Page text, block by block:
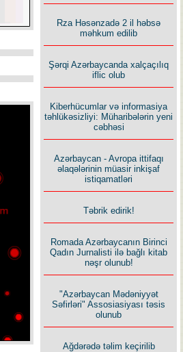
Rza Həsənzadə 2 il həbsə
məhkum edilib
Şərqi Azərbaycanda xalçaçılıq
iflic olub
Kiberhücumlar və informasiya
təhlükəsizliyi: Müharibələrin yeni
cəbhəsi
Azərbaycan - Avropa ittifaqı
əlaqələrinin müasir inkişaf
istiqamatləri
Təbrik edirik!
Romada Azərbaycanın Birinci
Qadın Jurnalisti ilə bağlı kitab
nəşr olunub!
"Azərbaycan Mədəniyyət
Səfirləri" Assosiasiyası təsis
olunub
Ağdərədə təlim keçirilib